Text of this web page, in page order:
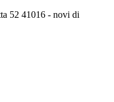
52 41016 - novi di